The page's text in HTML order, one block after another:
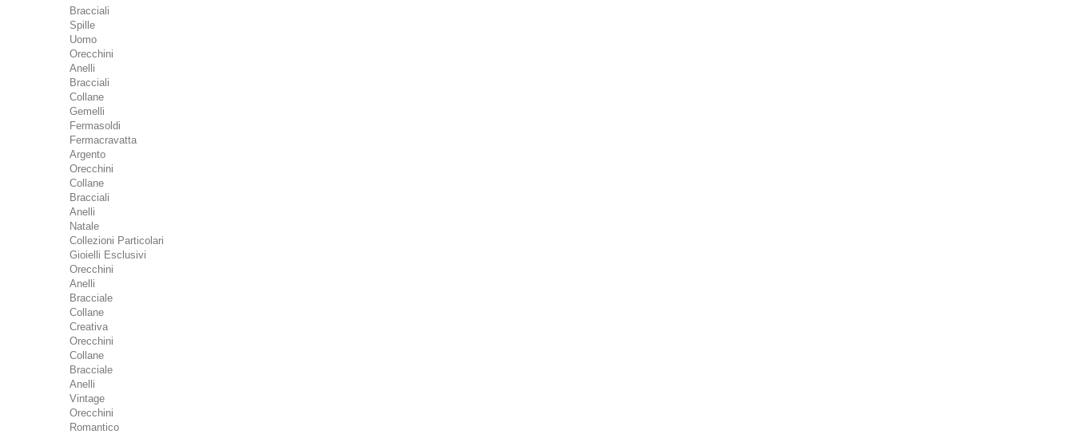
Bracciali
Spille
Uomo
Orecchini
Anelli
Bracciali
Collane
Gemelli
Fermasoldi
Fermacravatta
Argento
Orecchini
Collane
Bracciali
Anelli
Natale
Collezioni Particolari
Gioielli Esclusivi
Orecchini
Anelli
Bracciale
Collane
Creativa
Orecchini
Collane
Bracciale
Anelli
Vintage
Orecchini
Romantico